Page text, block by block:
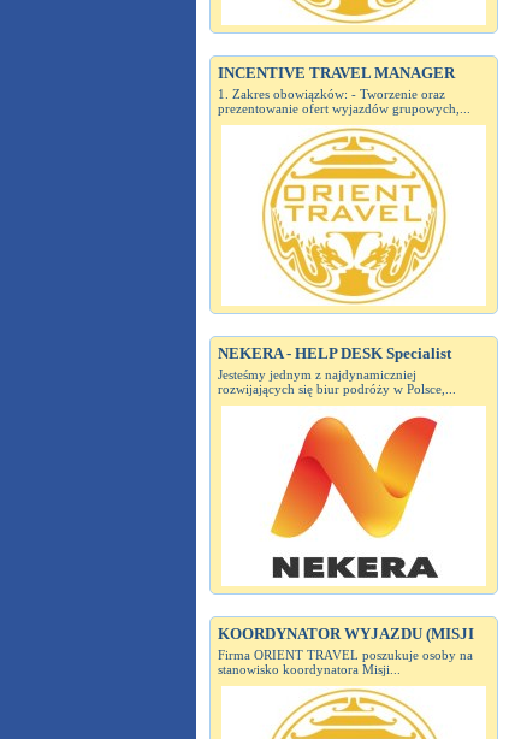
INCENTIVE TRAVEL MANAGER
1. Zakres obowiązków: - Tworzenie oraz
prezentowanie ofert wyjazdów grupowych,...
NEKERA - HELP DESK Specialist
Jesteśmy jednym z najdynamiczniej
rozwijających się biur podróży w Polsce,...
KOORDYNATOR WYJAZDU (MISJI
Firma ORIENT TRAVEL poszukuje osoby na
stanowisko koordynatora Misji...